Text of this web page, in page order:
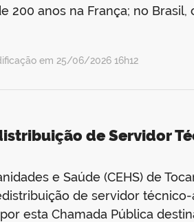
200 anos na França; no
em 25/06/2026 16h12
de Servidor
e Saúde (CEHS) de
de servidor
esta Chamada Pública